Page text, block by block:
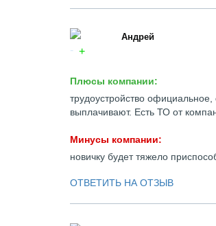
Андрей
Плюсы компании:
трудоустройство
выплачивают. Есть ТО от
Минусы компании:
новичку будет тяжело
ОТВЕТИТЬ НА ОТЗЫВ